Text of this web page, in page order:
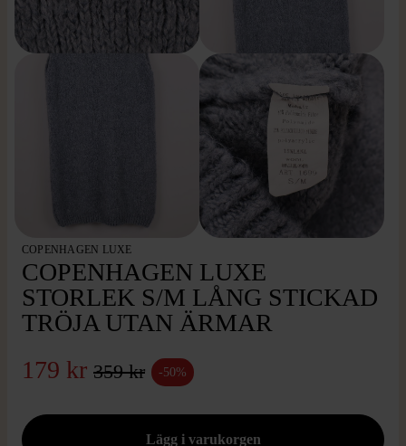
COPENHAGEN LUXE
COPENHAGEN LUXE
STORLEK S/M LÅNG STICKAD
TRÖJA UTAN ÄRMAR
179 kr 359 kr -50%